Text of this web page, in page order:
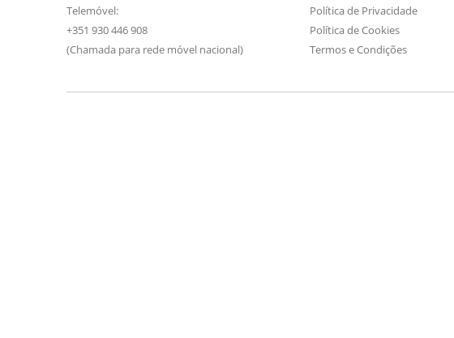
Telemóvel:
+351 930 446 908
(Chamada para rede móvel nacional)
Política de Privacidade
Política de Cookies
Termos e Condições